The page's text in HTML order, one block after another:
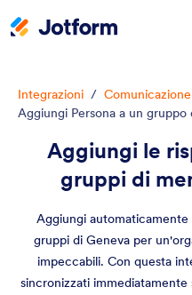
Integrazioni / Comunicazione
Aggiungi Persona a un
Aggiungi le
gruppi di
Aggiungi
gruppi di Geneva per
impeccabili. Con questa
sincronizzati